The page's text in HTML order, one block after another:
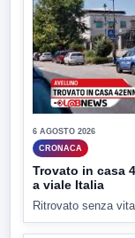
6 AGOSTO 2026
CRONACA
Trovato in casa
a viale Italia
Ritrovato senza